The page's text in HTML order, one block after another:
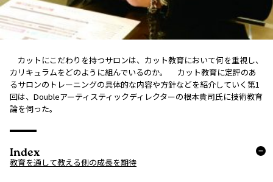
カットにこだわりを持つサロンは、カット教育において何を重視し、
カリキュラムをどのように組んでいるのか。 カット教育に定評のあ
るサロンのトレーニングの具体的な内容や方針などを紹介していく第1
回は、Doubleアーティスティックディレクターの根本貴司氏に技術教育
論を伺った。
Index
教育を通して教える側の成長を期待